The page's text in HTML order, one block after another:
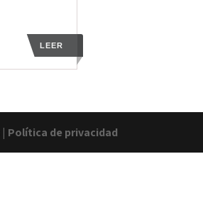
LEER
| Política de privacidad